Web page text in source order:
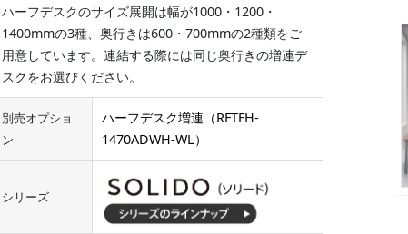
ハーフデスクのサイズ展開は幅が1000・1200・
1400mmの3種、奥行きは600・700mmの2種類をご
用意しています。連結する際には同じ奥行きの増連デ
スクをお選びください。
別売オプショ
ン
ハーフデスク増連（RFTFH-
1470ADWH-WL）
シリーズ